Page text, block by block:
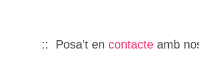
:: Posa’t en contacteamb